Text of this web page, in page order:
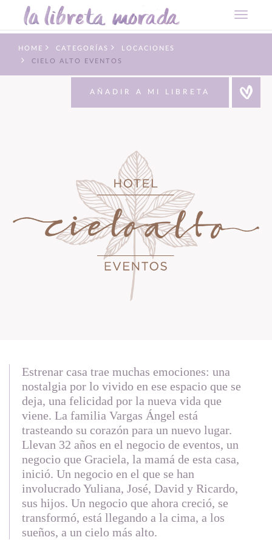
HOME CATEGORÍAS
LOCACIONES
CIELO ALTO EVENTOS
AÑADIR A MI LIBRETA
Estrenar casa trae muchas emociones: una
nostalgia por lo vivido en ese espacio que se
deja, una felicidad por la nueva vida que
viene. La familia Vargas Ángel está
trasteando su corazón para un nuevo lugar.
Llevan 32 años en el negocio de eventos, un
negocio que Graciela, la mamá de esta casa,
inició. Un negocio en el que se han
involucrado Yuliana, José, David y Ricardo,
sus hijos. Un negocio que ahora creció, se
transformó, está llegando a la cima, a los
sueños, a un cielo más alto.